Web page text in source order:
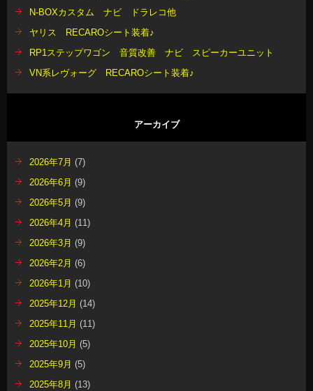
N-BOXカスタム ナビ ドラレコ他
ヤリス RECAROシート装着♪
RP1ステップワゴン 音質改善 ナビ スピーカーユニット
VN系レヴォーグ RECAROシート装着♪
アーカイブ
2026年7月 (7)
2026年6月 (9)
2026年5月 (9)
2026年4月 (11)
2026年3月 (9)
2026年2月 (6)
2026年1月 (10)
2025年12月 (14)
2025年11月 (11)
2025年10月 (5)
2025年9月 (5)
2025年8月 (13)